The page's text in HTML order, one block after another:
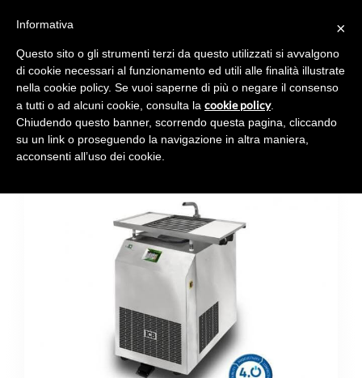
CHOCOTEMPER-Q50
×
Informativa
Questo sito o gli strumenti terzi da questo utilizzati si avvalgono
di cookie necessari al funzionamento ed utili alle finalità illustrate
nella cookie policy. Se vuoi saperne di più o negare il consenso
a tutti o ad alcuni cookie, consulta la cookie policy.
Chiudendo questo banner, scorrendo questa pagina, cliccando
su un link o proseguendo la navigazione in altra maniera,
acconsenti all’uso dei cookie.